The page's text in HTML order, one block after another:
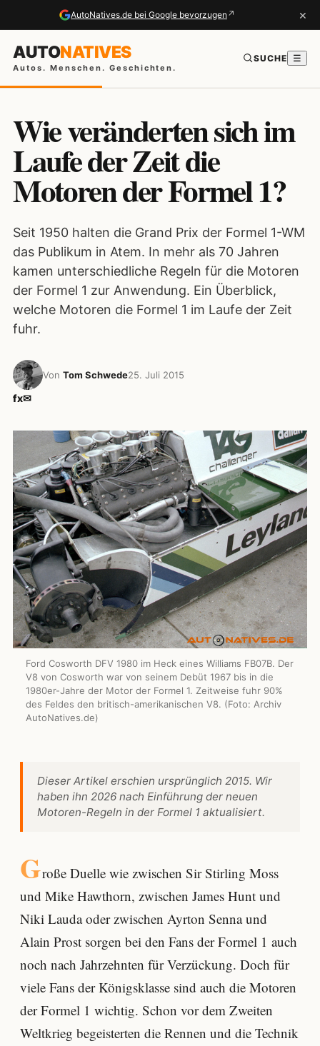
AutoNatives.de bei Google bevorzugen ↗ ×
AUTONATIVES
Autos. Menschen. Geschichten.
SUCHE ☰
Wie veränderten sich im
Laufe der Zeit die
Motoren der Formel 1?
Seit 1950 halten die Grand Prix der Formel 1-WM
das Publikum in Atem. In mehr als 70 Jahren
kamen unterschiedliche Regeln für die Motoren
der Formel 1 zur Anwendung. Ein Überblick,
welche Motoren die Formel 1 im Laufe der Zeit
fuhr.
Von Tom Schwede25. Juli 2015
fx✉
Ford Cosworth DFV 1980 im Heck eines Williams FB07B. Der
V8 von Cosworth war von seinem Debüt 1967 bis in die
1980er-Jahre der Motor der Formel 1. Zeitweise fuhr 90%
des Feldes den britisch-amerikanischen V8. (Foto: Archiv
AutoNatives.de)
Dieser Artikel erschien ursprünglich 2015. Wir
haben ihn 2026 nach Einführung der neuen
Motoren-Regeln in der Formel 1 aktualisiert.
Große Duelle wie zwischen Sir Stirling Moss
und Mike Hawthorn, zwischen James Hunt und
Niki Lauda oder zwischen Ayrton Senna und
Alain Prost sorgen bei den Fans der Formel 1 auch
noch nach Jahrzehnten für Verzückung. Doch für
viele Fans der Königsklasse sind auch die Motoren
der Formel 1 wichtig. Schon vor dem Zweiten
Weltkrieg begeisterten die Rennen und die Technik